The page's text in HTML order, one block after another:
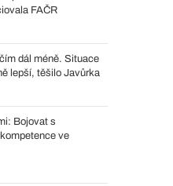
FAČR
dál méně. Situace
lepší, těšilo Javůrka
Bojovat s
ve